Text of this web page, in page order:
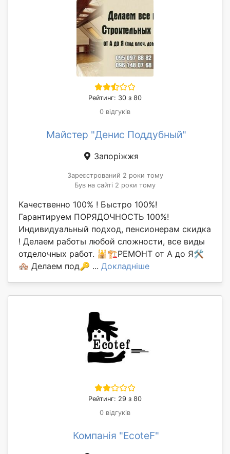
Рейтинг: 30 з 80
0 відгуків
Майстер "Денис Поддубный"
Запоріжжя
Зареєстрований 2 роки тому
Був на сайті 2 роки тому
Качественно 100% ! Быстро 100%!
Гарантируем ПОРЯДОЧНОСТЬ 100%!
Индивидуальный подход, пенсионерам скидка
! Делаем работы любой сложности, все виды
отделочных работ. 🕌🏗РЕМОНТ от А до Я🛠
🏘 Делаем под🔑 ... Докладніше
Рейтинг: 29 з 80
0 відгуків
Компанія "EcoteF"